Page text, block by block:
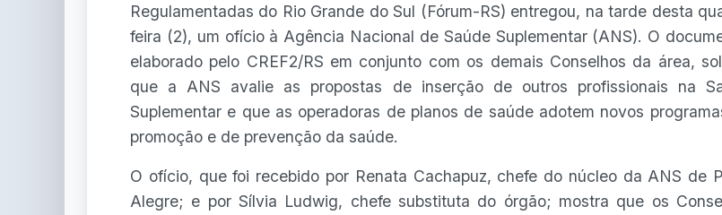
Regulamentadas do Rio Grande do Sul (Fórum-RS) entregou, na tarde desta
feira (2), um ofício à Agência Nacional de Saúde Suplementar (ANS). O
elaborado pelo CREF2/RS em conjunto com os demais Conselhos da área,
que a ANS avalie as propostas de inserção de outros profissionais na
Suplementar e que as operadoras de planos de saúde adotem novos
promoção e de prevenção da saúde.
O ofício, que foi recebido por Renata Cachapuz, chefe do núcleo da ANS de
Alegre; e por Sílvia Ludwig, chefe substituta do órgão; mostra que os